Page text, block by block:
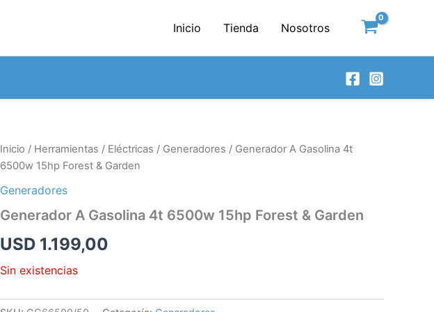
Inicio Tienda Nosotros
Inicio / Herramientas / Eléctricas / Generadores / Generador A Gasolina 4t
6500w 15hp Forest & Garden
Generadores
Generador A Gasolina 4t 6500w 15hp Forest & Garden
USD 1.199,00
Sin existencias